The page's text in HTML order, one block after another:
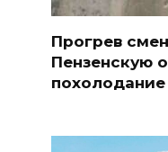
Прогрев
Пензенскую
похолодание